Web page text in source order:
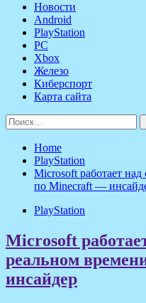
Новости
Android
PlayStation
PC
Xbox
Железо
Киберспорт
Карта сайта
Найти:
Home
PlayStation
Microsoft работает над
по Minecraft —
PlayStation
Microsoft
реальном
инсайдер